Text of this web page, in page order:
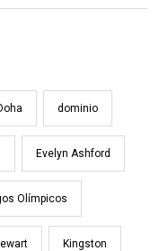
dominio
Evelyn Ashford
Olímpicos
Kingston